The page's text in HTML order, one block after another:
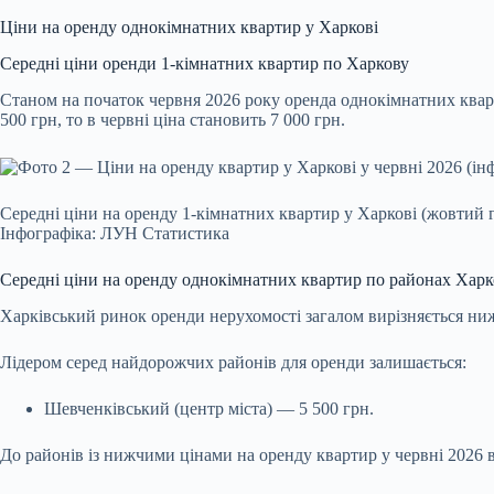
Ціни на оренду однокімнатних квартир у Харкові
Середні ціни оренди 1-кімнатних квартир по Харкову
Станом на початок червня 2026 року оренда однокімнатних
500 грн, то в червні ціна становить 7 000 грн.
Середні ціни на оренду 1-кімнатних квартир у Харкові (жовтий
Інфографіка: ЛУН Статистика
Середні ціни на оренду однокімнатних квартир по районах
Харківський ринок оренди нерухомості загалом
Лідером серед найдорожчих районів для оренди залишається:
Шевченківський (центр міста) — 5 500 грн.
До районів із нижчими цінами на оренду квартир у червні 2026